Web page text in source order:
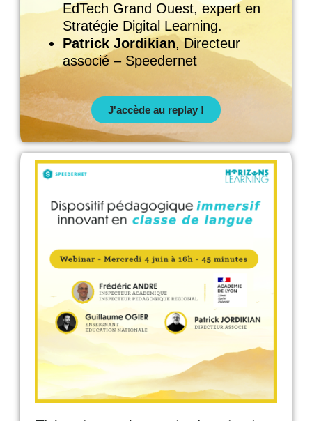
EdTech Grand Ouest, expert en
Stratégie Digital Learning.
Patrick Jordikian, Directeur
associé – Speedernet
J'accède au replay !